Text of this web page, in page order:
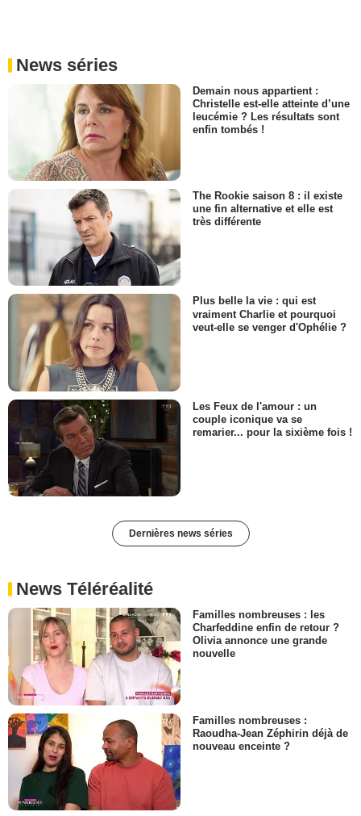
News séries
Demain nous appartient :
Christelle est-elle atteinte d’une
leucémie ? Les résultats sont
enfin tombés !
The Rookie saison 8 : il existe
une fin alternative et elle est
très différente
Plus belle la vie : qui est
vraiment Charlie et pourquoi
veut-elle se venger d'Ophélie ?
Les Feux de l'amour : un
couple iconique va se
remarier... pour la sixième fois !
Dernières news séries
News Téléréalité
Familles nombreuses : les
Charfeddine enfin de retour ?
Olivia annonce une grande
nouvelle
Familles nombreuses :
Raoudha-Jean Zéphirin déjà de
nouveau enceinte ?